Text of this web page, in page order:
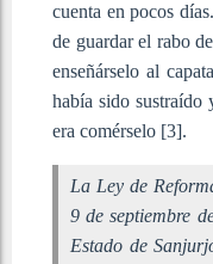
cuenta en pocos
de guardar el rabo
enseñárselo al
había sido sustraído
era comérselo [3].
La Ley de
9 de septiembre
Estado de